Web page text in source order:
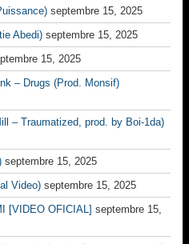
septembre 15, 2025
Abedi) septembre 15, 2025
15, 2025
– Drugs (Prod. Monsif)
– Traumatized, prod. by Boi-1da)
septembre 15, 2025
Video) septembre 15, 2025
[VIDEO OFICIAL] septembre 15,